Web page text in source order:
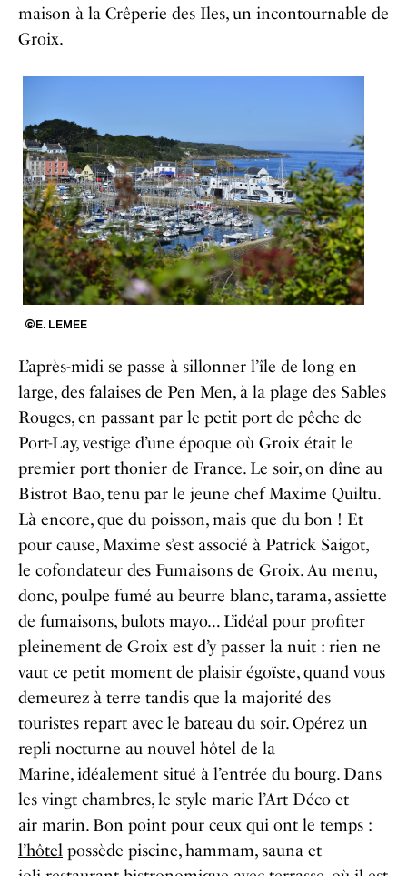
maison à la Crêperie des Iles, un incontournable de
Groix.
©E. LEMEE
L’après-midi se passe à sillonner l’île de long en
large, des falaises de Pen Men, à la plage des Sables
Rouges, en passant par le petit port de pêche de
Port-Lay, vestige d’une époque où Groix était le
premier port thonier de France. Le soir, on dîne au
Bistrot Bao, tenu par le jeune chef Maxime Quiltu.
Là encore, que du poisson, mais que du bon ! Et
pour cause, Maxime s’est associé à Patrick Saigot,
le cofondateur des Fumaisons de Groix. Au menu,
donc, poulpe fumé au beurre blanc, tarama, assiette
de fumaisons, bulots mayo… L’idéal pour profiter
pleinement de Groix est d’y passer la nuit : rien ne
vaut ce petit moment de plaisir égoïste, quand vous
demeurez à terre tandis que la majorité des
touristes repart avec le bateau du soir. Opérez un
repli nocturne au nouvel hôtel de la
Marine, idéalement situé à l’entrée du bourg. Dans
les vingt chambres, le style marie l’Art Déco et
air marin. Bon point pour ceux qui ont le temps :
l’hôtel possède piscine, hammam, sauna et